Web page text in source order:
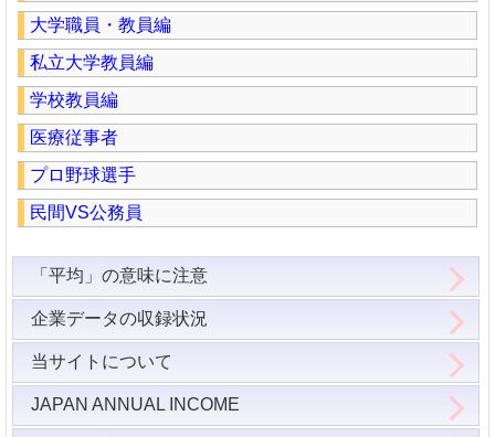
大学職員・教員編
私立大学教員編
学校教員編
医療従事者
プロ野球選手
民間VS公務員
「平均」の意味に注意
企業データの収録状況
当サイトについて
JAPAN ANNUAL INCOME